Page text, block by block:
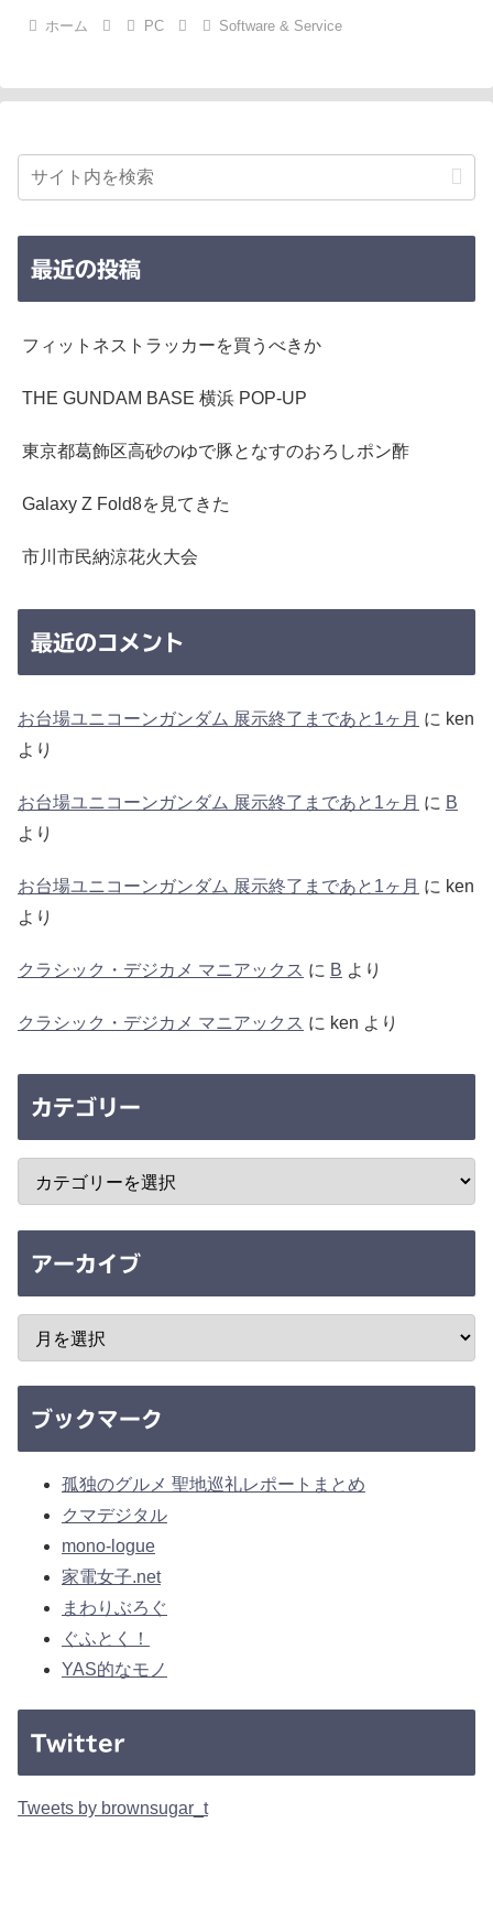
ホーム PC Software & Service
最近の投稿
フィットネストラッカーを買うべきか
THE GUNDAM BASE 横浜 POP-UP
東京都葛飾区高砂のゆで豚となすのおろしポン酢
Galaxy Z Fold8を見てきた
市川市民納涼花火大会
最近のコメント
お台場ユニコーンガンダム 展示終了まであと1ヶ月 に ken
より
お台場ユニコーンガンダム 展示終了まであと1ヶ月 に B
より
お台場ユニコーンガンダム 展示終了まであと1ヶ月 に ken
より
クラシック・デジカメ マニアックス に B より
クラシック・デジカメ マニアックス に ken より
カテゴリー
アーカイブ
ブックマーク
孤独のグルメ 聖地巡礼レポートまとめ
クマデジタル
mono-logue
家電女子.net
まわりぶろぐ
ぐふとく！
YAS的なモノ
Twitter
Tweets by brownsugar_t